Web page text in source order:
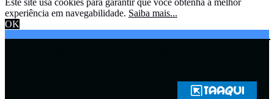
Este site usa cookies para garantir que você obtenha a melhor
experiência em navegabilidade. Saiba mais...
OK